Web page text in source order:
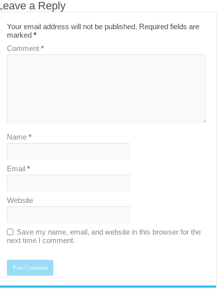
a Reply
Your email address will not be published. Required fields are
marked*
Comment*
Name*
Email*
Website
Save my name, email, and website in this browser for the
next time I comment.